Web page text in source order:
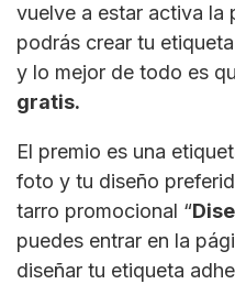
vuelve a estar activa la
podrás crear tu
y lo mejor de todo es
gratis.
El premio es una
foto y tu diseño
tarro promocional “
puedes entrar en la
diseñar tu etiqueta